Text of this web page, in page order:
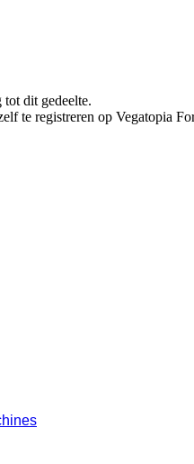
tot dit gedeelte.
te registreren op Vegatopia